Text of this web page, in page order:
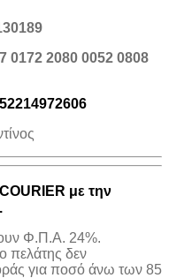
2080 0052 0808
με την
Φ.Π.Α. 24%.
πελάτης δεν
για ποσό άνω των 85